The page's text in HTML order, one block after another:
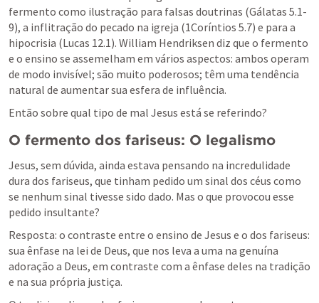
fermento como ilustração para falsas doutrinas (Gálatas 5.1-
9), a inflitração do pecado na igreja (1Coríntios 5.7) e para a
hipocrisia (Lucas 12.1). William Hendriksen diz que o fermento
e o ensino se assemelham em vários aspectos: ambos operam
de modo invisível; são muito poderosos; têm uma tendência
natural de aumentar sua esfera de influência.
Então sobre qual tipo de mal Jesus está se referindo?
O fermento dos fariseus: O legalismo
Jesus, sem dúvida, ainda estava pensando na incredulidade
dura dos fariseus, que tinham pedido um sinal dos céus como
se nenhum sinal tivesse sido dado. Mas o que provocou esse
pedido insultante?
Resposta: o contraste entre o ensino de Jesus e o dos fariseus:
sua ênfase na lei de Deus, que nos leva a uma na genuína
adoração a Deus, em contraste com a ênfase deles na tradição
e na sua própria justiça.